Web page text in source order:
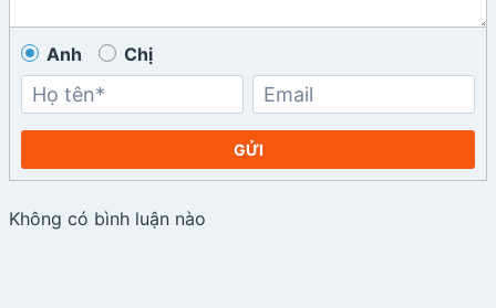
Anh Chị
GỬI
Không có bình luận nào